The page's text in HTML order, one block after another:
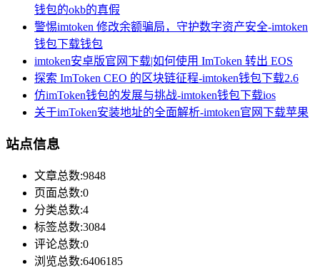
钱包的okb的真假
警惕imtoken 修改余额骗局，守护数字资产安全-imtoken
钱包下载钱包
imtoken安卓版官网下载|如何使用 ImToken 转出 EOS
探索 ImToken CEO 的区块链征程-imtoken钱包下载2.6
仿imToken钱包的发展与挑战-imtoken钱包下载ios
关于imToken安装地址的全面解析-imtoken官网下载苹果
站点信息
文章总数:9848
页面总数:0
分类总数:4
标签总数:3084
评论总数:0
浏览总数:6406185